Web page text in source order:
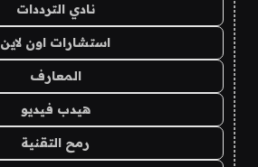
نادي الترددات
استشارات اون لاين
المعارف
هيدب فيديو
رمح التقنية